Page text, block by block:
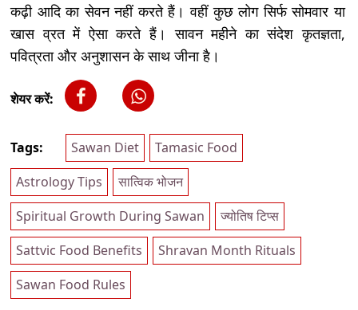
कढ़ी आदि का सेवन नहीं करते हैं। वहीं कुछ लोग सिर्फ सोमवार या
खास व्रत में ऐसा करते हैं। सावन महीने का संदेश कृतज्ञता,
पवित्रता और अनुशासन के साथ जीना है।
शेयर करें:
Tags: Sawan Diet
Tamasic Food
Astrology Tips
सात्विक भोजन
Spiritual Growth During Sawan
ज्योतिष टिप्स
Sattvic Food Benefits
Shravan Month Rituals
Sawan Food Rules